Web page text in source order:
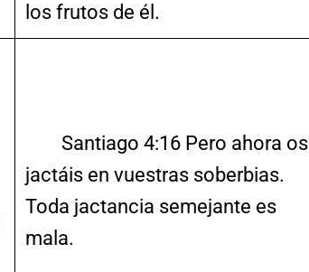
los frutos de él.
Santiago 4:16 Pero ahora os
jactáis en vuestras soberbias.
Toda jactancia semejante es
mala.